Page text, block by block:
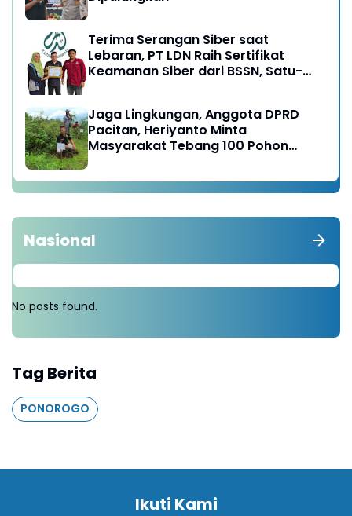
Terima Serangan Siber saat
Lebaran, PT LDN Raih Sertifikat
Keamanan Siber dari BSSN, Satu-
Jaga Lingkungan, Anggota DPRD
Pacitan, Heriyanto Minta
Masyarakat Tebang 100 Pohon
Nasional
No posts found.
Tag Berita
PONOROGO
Ikuti Kami